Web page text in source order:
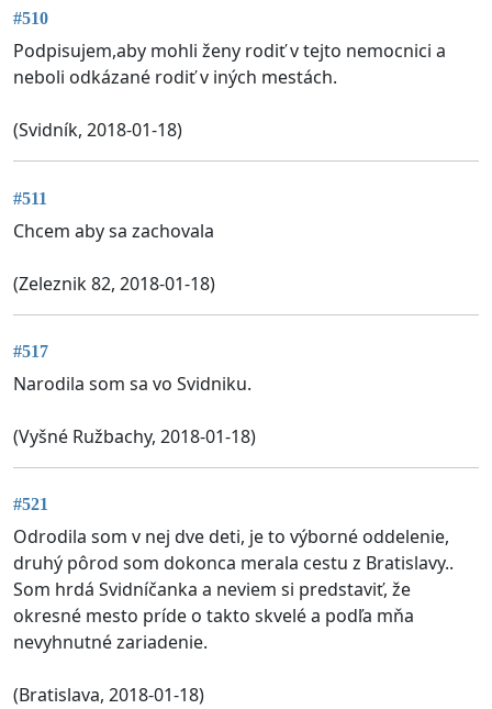
#510
Podpisujem,aby mohli ženy rodiť v tejto nemocnici a
neboli odkázané rodiť v iných mestách.
(Svidník, 2018-01-18)
#511
Chcem aby sa zachovala
(Zeleznik 82, 2018-01-18)
#517
Narodila som sa vo Svidniku.
(Vyšné Ružbachy, 2018-01-18)
#521
Odrodila som v nej dve deti, je to výborné oddelenie,
druhý pôrod som dokonca merala cestu z Bratislavy..
Som hrdá Svidníčanka a neviem si predstaviť, že
okresné mesto príde o takto skvelé a podľa mňa
nevyhnutné zariadenie.
(Bratislava, 2018-01-18)